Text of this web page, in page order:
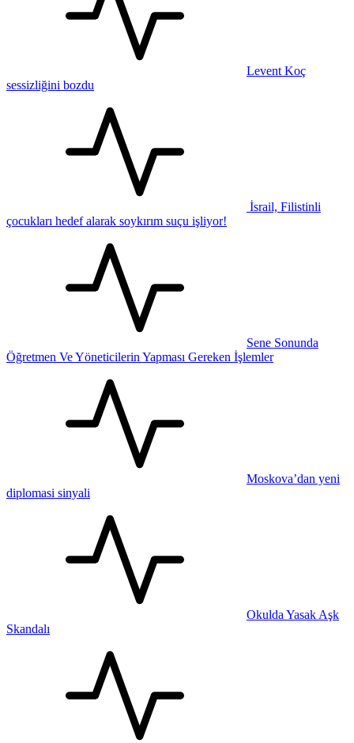
Levent Koç
sessizliğini bozdu
İsrail, Filistinli
çocukları hedef alarak soykırım suçu işliyor!
Sene Sonunda
Öğretmen Ve Yöneticilerin Yapması Gereken İşlemler
Moskova’dan yeni
diplomasi sinyali
Okulda Yasak Aşk
Skandalı